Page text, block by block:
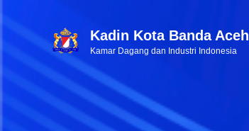
Kadin Kota Banda Aceh
Kamar Dagang dan Industri Indonesia